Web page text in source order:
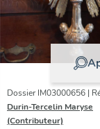
Dossier IM03000656 |
Durin-Tercelin Maryse
(Contributeur)